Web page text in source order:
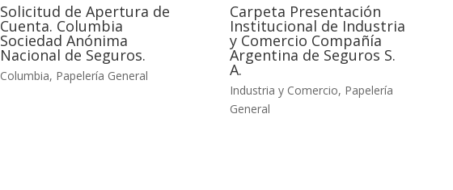
Solicitud de Apertura de
Cuenta. Columbia
Sociedad Anónima
Nacional de Seguros.
Columbia, Papelería General
Carpeta Presentación
Institucional de Industria
y Comercio Compañía
Argentina de Seguros S.
A.
Industria y Comercio, Papelería
General